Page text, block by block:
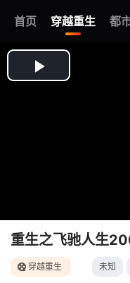
首页 穿越重生 都
我的观影记
重生之飞驰人生
穿越重生 未知